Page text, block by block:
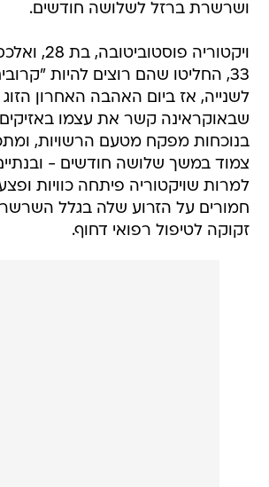
ושרשרת ברזל לשלושה חודשים.
ויקטוריה
33, החליטו שהם רוצים להיות
לשנייה, אז ביום האהבה האחרון
שבאוקראינה קשר את עצמו
בנוכחות מפקח מטעם הרשויות,
צמוד במשך שלושה חודשים -
למרות שויקטוריה פיתחה כוויות
חמורים על הזרוע שלה בגלל
זקוקה לטיפול רפואי דחוף.